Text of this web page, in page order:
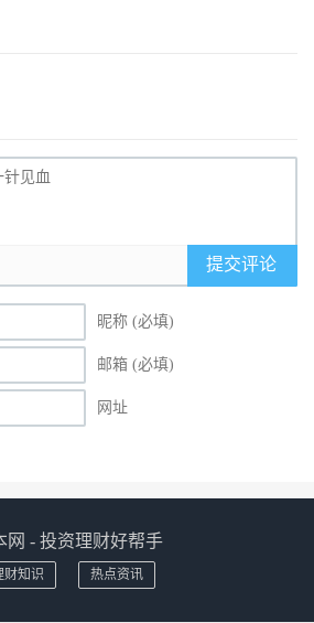
提交评论
昵称 (必填)
邮箱 (必填)
网址
网 - 投资理财好帮手
财知识 热点资讯